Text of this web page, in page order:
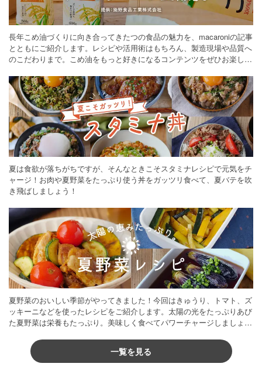
長年こめ油づくりに向き合ってきたつの食品の魅力を、macaroniの記事
とともにご紹介します。レシピや活用術はもちろん、製造現場や品質へ
のこだわりまで。こめ油をもっと好きになるコンテンツをぜひお楽しみ
夏は食欲が落ちがちですが、そんなときこそスタミナレシピで元気をチ
ャージ！お肉や夏野菜をたっぷり使う丼をガッツリ食べて、夏バテを吹
き飛ばしましょう！
夏野菜のおいしい季節がやってきました！今回はきゅうり、トマト、ズ
ッキーニなどを使ったレシピをご紹介します。太陽の光をたっぷりあび
た夏野菜は栄養もたっぷり。美味しく食べてパワーチャージしましょう
一覧を見る